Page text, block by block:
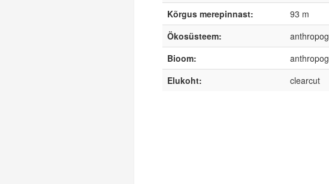
Kõrgus merepinnast:
93 m
Ökosüsteem:
Bioom:
Elukoht:
clearcut